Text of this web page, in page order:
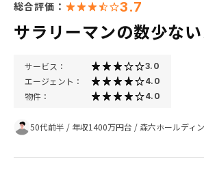
総合評価： 3.7
サラリーマンの数少な
サービス： 3.0
エージェント： 4.0
物件： 4.0
50代前半 / 年収1400万円台 /森六ホールディ